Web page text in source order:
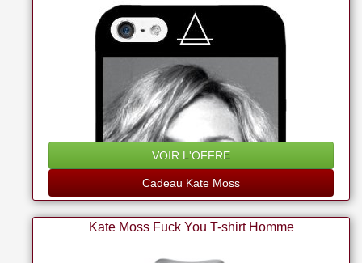
VOIR L'OFFRE
Cadeau Kate Moss
Kate Moss Fuck You T-shirt Homme